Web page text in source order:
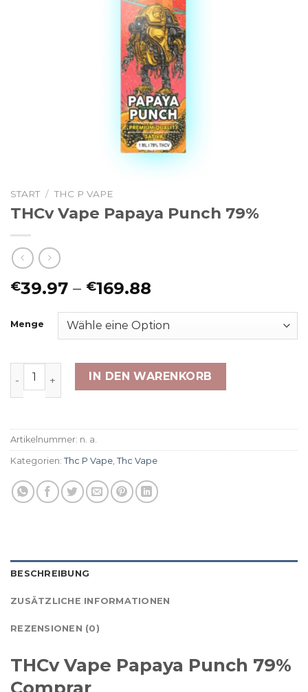
START / THC P VAPE
THCv Vape Papaya Punch 79%
€39.97 – €169.88
bis
€169.88
Menge
THCv Vape Papaya Punch 79% Menge
IN DEN WARENKORB
Artikelnummer: n. a.
Kategorien: Thc P Vape Thc Vape
BESCHREIBUNG
ZUSÄTZLICHE INFORMATIONEN
REZENSIONEN (0)
THCv Vape Papaya Punch 79%
Comprar